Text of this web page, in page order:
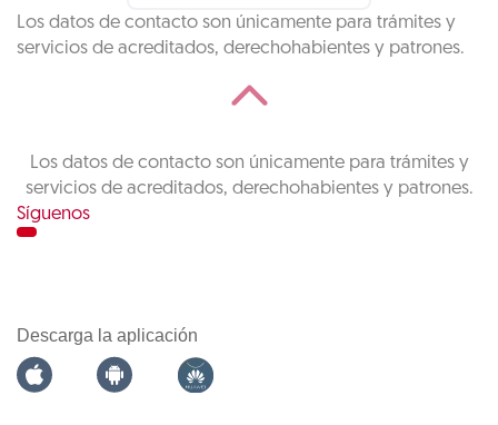
Los datos de contacto son únicamente para trámites y
servicios de acreditados, derechohabientes y patrones.
Los datos de contacto son únicamente para trámites y
servicios de acreditados, derechohabientes y patrones.
Síguenos
Descarga la aplicación